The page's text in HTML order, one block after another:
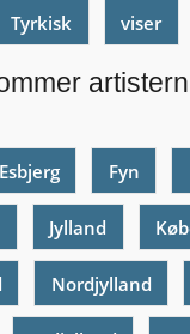
Tyrkisk viser
Esbjerg Fyn
Jylland
Nordjylland